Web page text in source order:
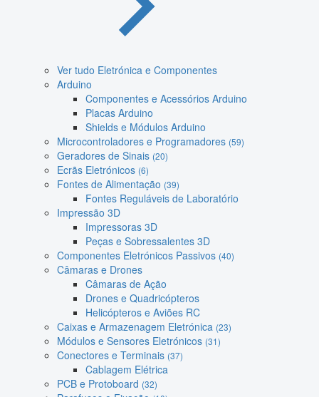
Ver tudo Eletrónica e Componentes
Arduino
Componentes e Acessórios Arduino
Placas Arduino
Shields e Módulos Arduino
Microcontroladores e Programadores (59)
Geradores de Sinais (20)
Ecrãs Eletrónicos (6)
Fontes de Alimentação (39)
Fontes Reguláveis de Laboratório
Impressão 3D
Impressoras 3D
Peças e Sobressalentes 3D
Componentes Eletrónicos Passivos (40)
Câmaras e Drones
Câmaras de Ação
Drones e Quadricópteros
Helicópteros e Aviões RC
Caixas e Armazenagem Eletrónica (23)
Módulos e Sensores Eletrónicos (31)
Conectores e Terminais (37)
Cablagem Elétrica
PCB e Protoboard (32)